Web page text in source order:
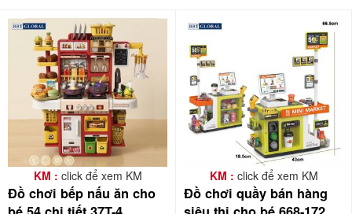
KM : click để xem KM
Đồ chơi bếp nấu ăn cho
KM : click để xem KM
Đồ chơi quầy bán hàng